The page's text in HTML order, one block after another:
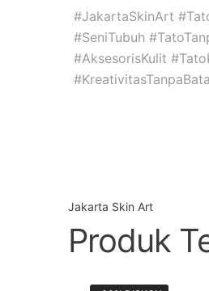
#JakartaSkinArt
#SeniTubuh
#AksesorisKulit
Jakarta Skin Art
Produk